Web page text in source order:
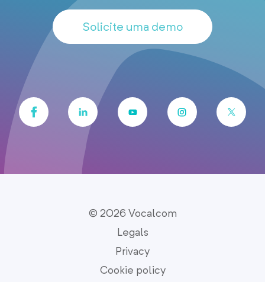
Solicite uma demo
© 2026 Vocalcom
Legals
Privacy
Cookie policy